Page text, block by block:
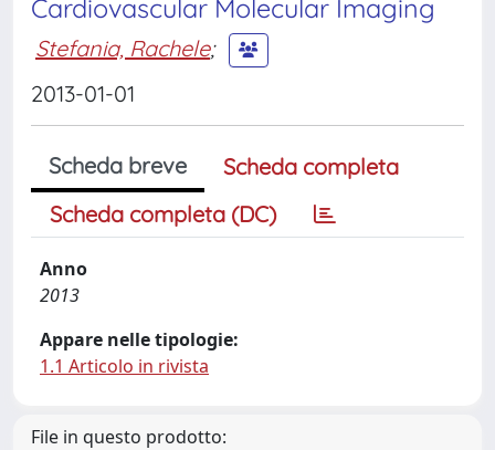
Cardiovascular Molecular Imaging
Stefania, Rachele;
2013-01-01
Scheda breve
Scheda completa
Scheda completa (DC)
Anno
2013
Appare nelle tipologie:
1.1 Articolo in rivista
File in questo prodotto: